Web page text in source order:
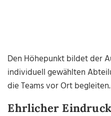
Den Höhepunkt bildet der
individuell gewählten
die Teams vor Ort begleiten.
Ehrlicher Eindruck